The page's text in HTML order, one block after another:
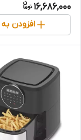
16,686,000
افزودن